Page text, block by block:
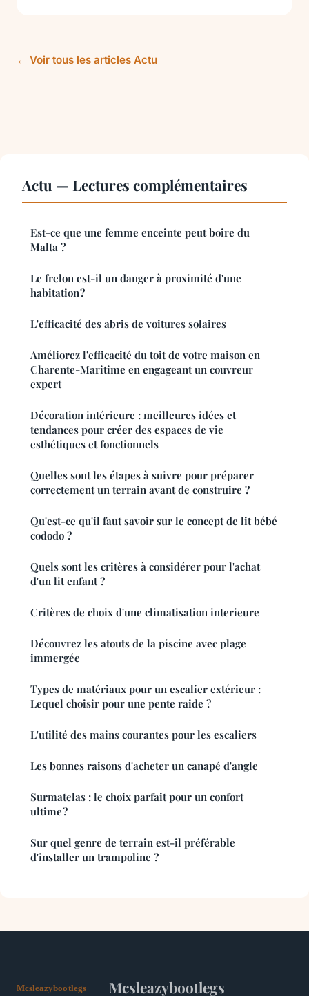
← Voir tous les articles Actu
Actu — Lectures complémentaires
Est-ce que une femme enceinte peut boire du
Malta ?
Le frelon est-il un danger à proximité d'une
habitation ?
L'efficacité des abris de voitures solaires
Améliorez l'efficacité du toit de votre maison en
Charente-Maritime en engageant un couvreur
expert
Décoration intérieure : meilleures idées et
tendances pour créer des espaces de vie
esthétiques et fonctionnels
Quelles sont les étapes à suivre pour préparer
correctement un terrain avant de construire ?
Qu'est-ce qu'il faut savoir sur le concept de lit bébé
cododo ?
Quels sont les critères à considérer pour l'achat
d'un lit enfant ?
Critères de choix d'une climatisation interieure
Découvrez les atouts de la piscine avec plage
immergée
Types de matériaux pour un escalier extérieur :
Lequel choisir pour une pente raide ?
L'utilité des mains courantes pour les escaliers
Les bonnes raisons d'acheter un canapé d'angle
Surmatelas : le choix parfait pour un confort
ultime ?
Sur quel genre de terrain est-il préférable
d'installer un trampoline ?
Mcsleazybootlegs